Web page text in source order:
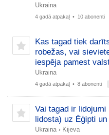
Ukraina
4 gadā atpakaļ • 10 abonenti
Kas tagad tiek
robežas, vai
iespēja pamest
Ukraina
4 gadā atpakaļ • 8 abonenti
Vai tagad ir
lidosta) uz Ēģipti
Ukraina › Kijeva